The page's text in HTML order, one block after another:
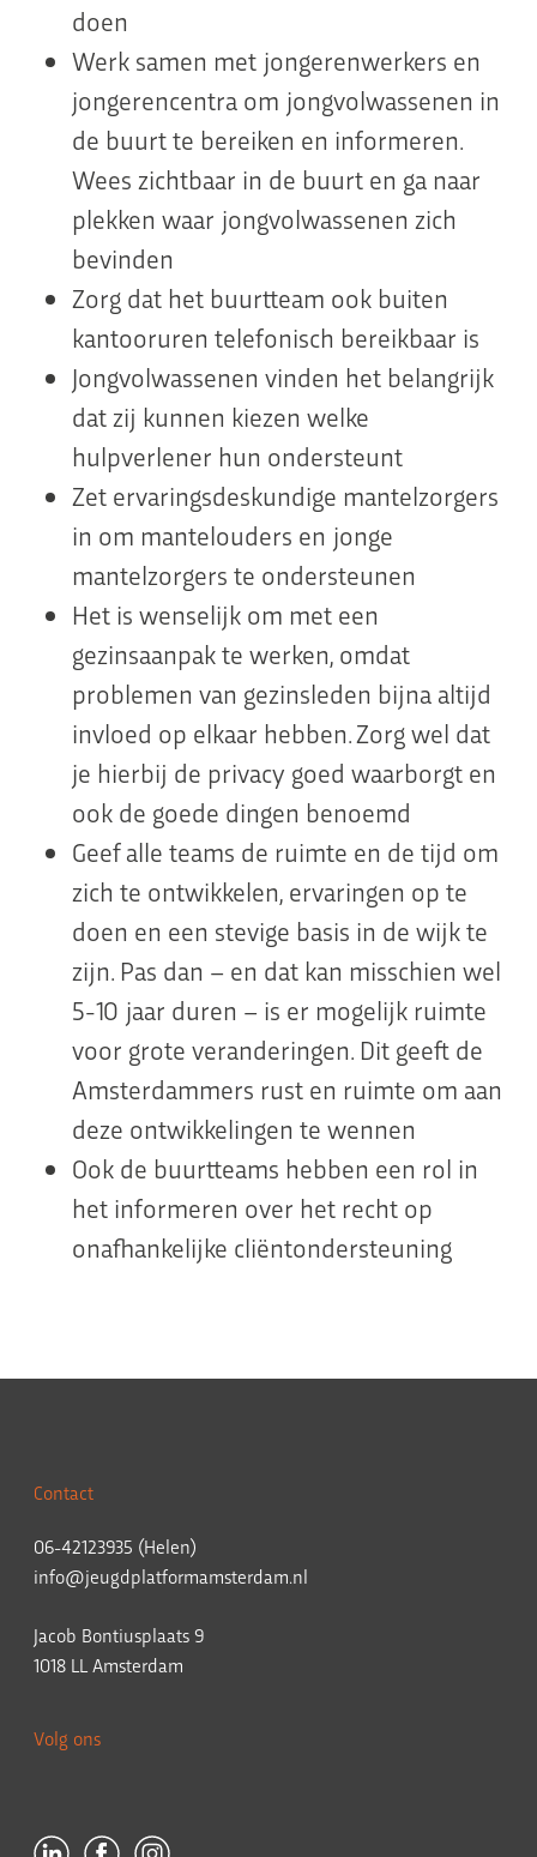
doen
Werk samen met jongerenwerkers en
jongerencentra om jongvolwassenen in
de buurt te bereiken en informeren.
Wees zichtbaar in de buurt en ga naar
plekken waar jongvolwassenen zich
bevinden
Zorg dat het buurtteam ook buiten
kantooruren telefonisch bereikbaar is
Jongvolwassenen vinden het belangrijk
dat zij kunnen kiezen welke
hulpverlener hun ondersteunt
Zet ervaringsdeskundige mantelzorgers
in om mantelouders en jonge
mantelzorgers te ondersteunen
Het is wenselijk om met een
gezinsaanpak te werken, omdat
problemen van gezinsleden bijna altijd
invloed op elkaar hebben. Zorg wel dat
je hierbij de privacy goed waarborgt en
ook de goede dingen benoemd
Geef alle teams de ruimte en de tijd om
zich te ontwikkelen, ervaringen op te
doen en een stevige basis in de wijk te
zijn. Pas dan – en dat kan misschien wel
5-10 jaar duren – is er mogelijk ruimte
voor grote veranderingen. Dit geeft de
Amsterdammers rust en ruimte om aan
deze ontwikkelingen te wennen
Ook de buurtteams hebben een rol in
het informeren over het recht op
onafhankelijke cliëntondersteuning
Contact
06-42123935 (Helen)
info@jeugdplatformamsterdam.nl
Jacob Bontiusplaats 9
1018 LL Amsterdam
Volg ons